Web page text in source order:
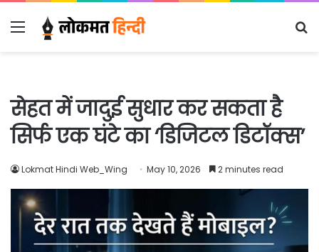
Menu
सेहत में जादुई सुधार कर सकता है
सिर्फ एक घंटे का ‘डिजिटल डिटॉक्स’
Lokmat Hindi Web_Wing May 10, 2026 2 minutes read